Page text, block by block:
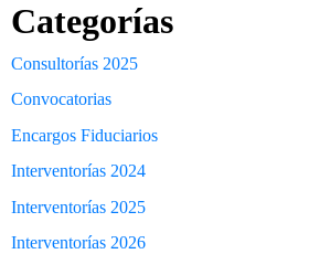
Categorías
Consultorías 2025
Convocatorias
Encargos Fiduciarios
Interventorías 2024
Interventorías 2025
Interventorías 2026